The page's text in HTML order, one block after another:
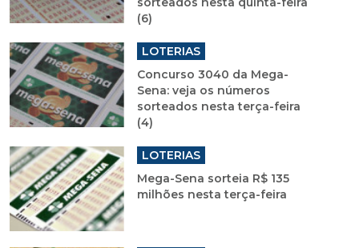
(6)
LOTERIAS
Concurso 3040 da Mega-
Sena: veja os números
sorteados nesta terça-feira
(4)
LOTERIAS
Mega-Sena sorteia R$ 135
milhões nesta terça-feira